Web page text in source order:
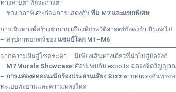
ทางสายตาที่ตระการตา
– ช่วงเวลาพิเศษก่อนการแสดงกับ ทีม M7 และแขกพิเศษ
การเดินทางที่สร้างตำนาน เมืองที่ประวัติศาสตร์ยังคงดำเนินต่อไป
– สรุปภาพยนตร์ของ แชมป์โลก M1–M6
จากความฝันสู่โชคชะตา — มีเพียงเส้นทางเดียวที่นำไปสู่บัลลังก์
– M7 Murals Showcase: ศิลปะพบกับ esports ฉลองจิตวิญญา
– การแสดงสดคณะนักร้องประสานเสียง Sizzle: บทเพลงอันทรง
ทะเยอทะยานและความหลงใหล